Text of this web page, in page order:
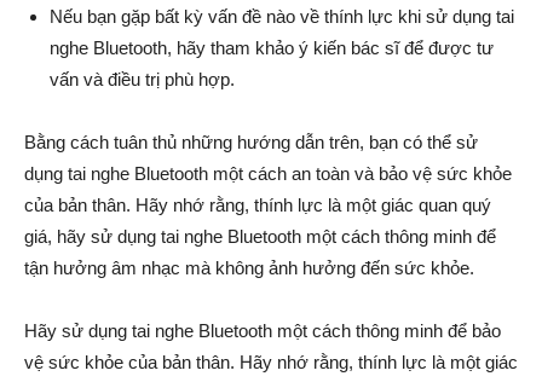
Nếu bạn gặp bất kỳ vấn đề nào về thính lực khi sử dụng tai
nghe Bluetooth, hãy tham khảo ý kiến bác sĩ để được tư
vấn và điều trị phù hợp.
Bằng cách tuân thủ những hướng dẫn trên, bạn có thể sử
dụng tai nghe Bluetooth một cách an toàn và bảo vệ sức khỏe
của bản thân. Hãy nhớ rằng, thính lực là một giác quan quý
giá, hãy sử dụng tai nghe Bluetooth một cách thông minh để
tận hưởng âm nhạc mà không ảnh hưởng đến sức khỏe.
Hãy sử dụng tai nghe Bluetooth một cách thông minh để bảo
vệ sức khỏe của bản thân. Hãy nhớ rằng, thính lực là một giác